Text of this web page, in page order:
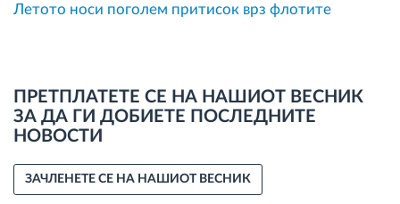
Летото носи поголем притисок врз флотите
ПРЕТПЛАТЕТЕ СЕ НА НАШИОТ ВЕСНИК
ЗА ДА ГИ ДОБИЕТЕ ПОСЛЕДНИТЕ
НОВОСТИ
ЗАЧЛЕНЕТЕ СЕ НА НАШИОТ ВЕСНИК